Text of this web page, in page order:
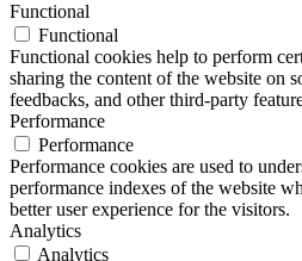
Functional
Functional
Functional cookies help to perform
sharing the content of the website on
feedbacks, and other third-party
Performance
Performance
Performance cookies are used to
performance indexes of the website
better user experience for the visitors.
Analytics
Analytics